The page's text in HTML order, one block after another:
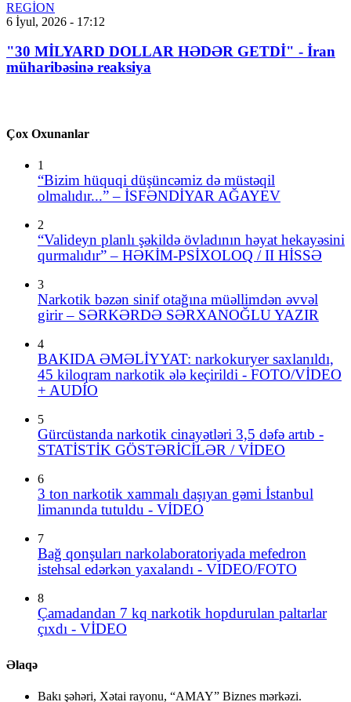
REGİON
6 İyul, 2026 - 17:12
"30 MİLYARD DOLLAR HƏDƏR GETDİ" - İran
müharibəsinə reaksiya
Çox Oxunanlar
1
“Bizim hüquqi düşüncəmiz də müstəqil
olmalıdır...” – İSFƏNDİYAR AĞAYEV
2
“Valideyn planlı şəkildə övladının həyat hekayəsini
qurmalıdır” – HƏKİM-PSİXOLOQ / II HİSSƏ
3
Narkotik bəzən sinif otağına müəllimdən əvvəl
girir – SƏRKƏRDƏ SƏRXANOĞLU YAZIR
4
BAKIDA ƏMƏLİYYAT: narkokuryer saxlanıldı,
45 kiloqram narkotik ələ keçirildi - FOTO/VİDEO
+ AUDİO
5
Gürcüstanda narkotik cinayətləri 3,5 dəfə artıb -
STATİSTİK GÖSTƏRİCİLƏR / VİDEO
6
3 ton narkotik xammalı daşıyan gəmi İstanbul
limanında tutuldu - VİDEO
7
Bağ qonşuları narkolaboratoriyada mefedron
istehsal edərkən yaxalandı - VIDEO/FOTO
8
Çamadandan 7 kq narkotik hopdurulan paltarlar
çıxdı - VİDEO
Əlaqə
Bakı şəhəri, Xətai rayonu, “AMAY” Biznes mərkəzi.